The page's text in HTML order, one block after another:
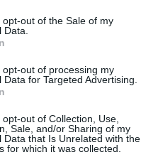
opt-out of the Sale of my
Data.
opt-out of processing my
Data for Targeted Advertising.
out of Collection, Use,
Sale, and/or Sharing of my
Data that Is Unrelated with the
for which it was collected.
R
R S A
BUSCAR MÁS